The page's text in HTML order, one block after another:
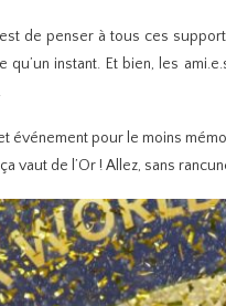
de penser à tous ces
qu’un instant. Et bien, les
événement pour le moins
vaut de l’Or ! Allez, sans